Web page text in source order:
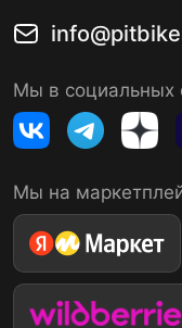
Мы в социальных
Мы на